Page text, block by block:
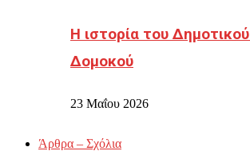
Η ιστορία του
Δομοκού
23 Μαΐου 2026
Άρθρα – Σχόλια